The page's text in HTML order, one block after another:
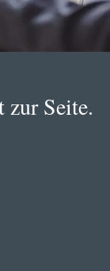
zur Seite.